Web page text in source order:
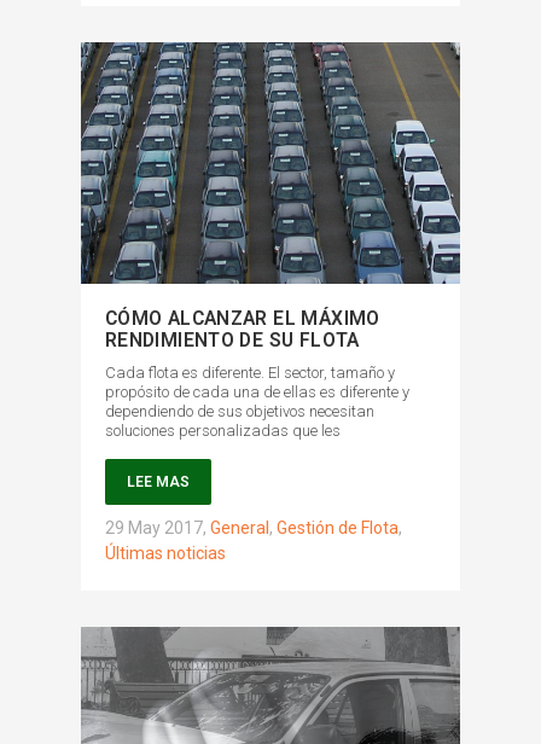
CÓMO ALCANZAR EL MÁXIMO
RENDIMIENTO DE SU FLOTA
Cada flota es diferente. El sector, tamaño y
propósito de cada una de ellas es diferente y
dependiendo de sus objetivos necesitan
soluciones personalizadas que les
LEE MAS
29 May 2017, General , Gestión de Flota,
Últimas noticias